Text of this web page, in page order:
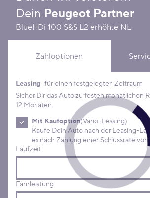
Dein Peugeot Partner
BlueHDi 100 S&S L2 erhöhte NL
Zahloptionen
Leasing Konditionen
Leasing für einen festgelegten Zeitraum
Sicher Dir das Auto zu festen monatlichen
12 Monaten.
Mit Kaufoption(Vario-Leasing)
Kaufe Dein Auto nach der Leasing-Laufzeit
Laufzeit
Fahrleistung